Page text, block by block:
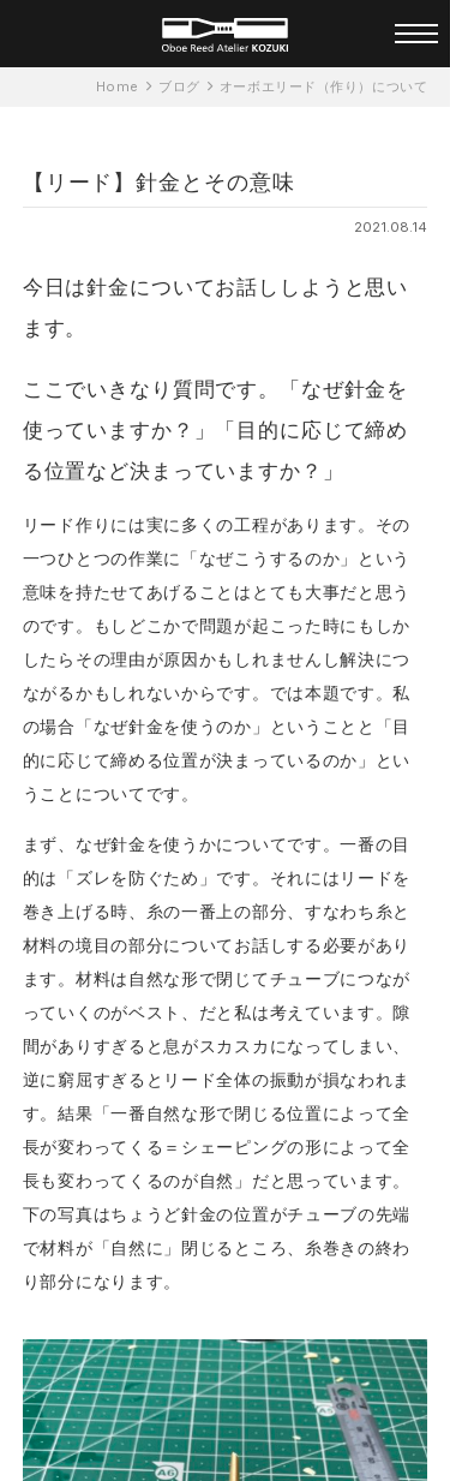
オーダーメイド オーボエリー
Home ブログ オーボエリード（作り）について
【リード】針金とその意味
2021.08.14
今日は針金についてお話ししようと思い
ます。
ここでいきなり質問です。「なぜ針金を
使っていますか？」「目的に応じて締め
る位置など決まっていますか？」
リード作りには実に多くの工程があります。その
一つひとつの作業に「なぜこうするのか」という
意味を持たせてあげることはとても大事だと思う
のです。もしどこかで問題が起こった時にもしか
したらその理由が原因かもしれませんし解決につ
ながるかもしれないからです。では本題です。私
の場合「なぜ針金を使うのか」ということと「目
的に応じて締める位置が決まっているのか」とい
うことについてです。
まず、なぜ針金を使うかについてです。一番の目
的は「ズレを防ぐため」です。それにはリードを
巻き上げる時、糸の一番上の部分、すなわち糸と
材料の境目の部分についてお話しする必要があり
ます。材料は自然な形で閉じてチューブにつなが
っていくのがベスト、だと私は考えています。隙
間がありすぎると息がスカスカになってしまい、
逆に窮屈すぎるとリード全体の振動が損なわれま
す。結果「一番自然な形で閉じる位置によって全
長が変わってくる＝シェーピングの形によって全
長も変わってくるのが自然」だと思っています。
下の写真はちょうど針金の位置がチューブの先端
で材料が「自然に」閉じるところ、糸巻きの終わ
り部分になります。